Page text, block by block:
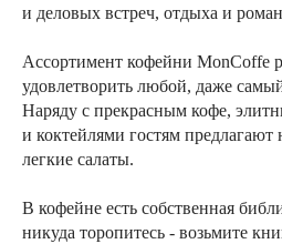
и деловых встреч, отдыха и
Ассортимент кофейни MonCoffe
удовлетворить любой, даже
Наряду с прекрасным кофе,
и коктейлями гостям
легкие салаты.
В кофейне есть собственная
никуда торопитесь - возьмите